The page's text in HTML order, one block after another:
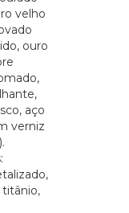
velho
ouro
aço
verniz
titânio,